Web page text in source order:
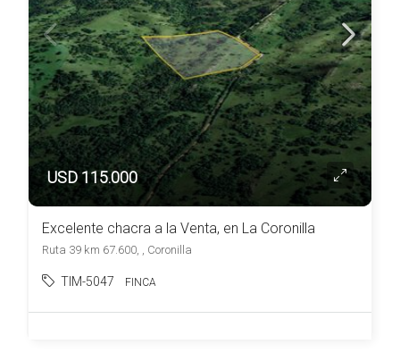
USD 115.000
Excelente chacra a la Venta, en La Coronilla
Ruta 39 km 67.600, , Coronilla
TIM-5047 FINCA